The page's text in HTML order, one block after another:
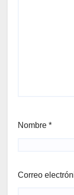
Nombre *
Correo